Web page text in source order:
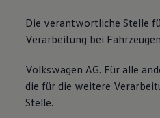
Die verantwortliche Stelle
Verarbeitung bei
Volkswagen AG. Für alle
die für die weitere
Stelle.